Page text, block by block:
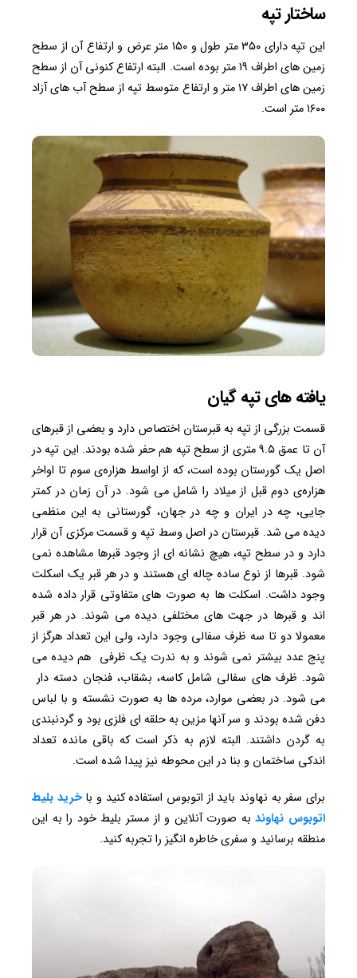
ساختار تپه
این تپه دارای ۳۵۰ متر طول و ۱۵۰ متر عرض و ارتفاع آن از سطح
زمین های اطراف ۱۹ متر بوده است. البته ارتفاع کنونی آن از سطح
زمین های اطراف ۱۷ متر و ارتفاع متوسط تپه از سطح آب های آزاد
۱۶۰۰ متر است.
یافته های تپه گیان
قسمت بزرگی از تپه به قبرستان اختصاص دارد و بعضی از قبرهای
آن تا عمق ۹.۵ متری از سطح تپه هم حفر شده بودند. این تپه در
اصل یک گورستان بوده است، که از اواسط هزاره‌ی سوم تا اواخر
هزاره‌ی دوم قبل از میلاد را شامل می شود. در آن زمان در کمتر
جایی، چه در ایران و چه در جهان، گورستانی به این منظمی
دیده می شد. قبرستان در اصل وسط تپه و قسمت مرکزی آن قرار
دارد و در سطح تپه، هیچ نشانه ای از وجود قبرها مشاهده نمی
شود. قبرها از نوع ساده چاله ای هستند و در هر قبر یک اسکلت
وجود داشت. اسکلت ها به صورت های متفاوتی قرار داده شده
اند و قبرها در جهت های مختلفی دیده می شوند. در هر قبر
معمولا دو تا سه ظرف سفالی وجود دارد، ولی این تعداد هرگز از
پنج عدد بیشتر نمی شوند و به ندرت یک ظرفی هم دیده می
شود. ظرف های سفالی شامل کاسه، بشقاب، فنجان دسته دار
می شود. در بعضی موارد، مرده ها به صورت نشسته و با لباس
دفن شده بودند و سر آنها مزین به حلقه ای فلزی بود و گردنبندی
به گردن داشتند. البته لازم به ذکر است که باقی مانده تعداد
اندکی ساختمان و بنا در این محوطه نیز پیدا شده است.
برای سفر به نهاوند باید از اتوبوس استفاده کنید و باخرید بلیط
اتوبوس نهاوندبه صورت آنلاین و از مستر بلیط خود را به این
منطقه برسانید و سفری خاطره انگیز را تجربه کنید.